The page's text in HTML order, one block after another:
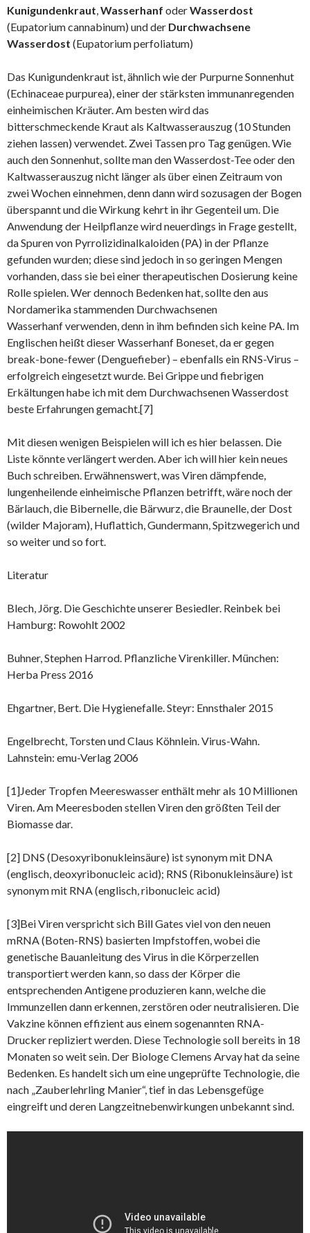
Kunigundenkraut,Wasserhanf oderWasserdost
(Eupatorium cannabinum) und der Durchwachsene
Wasserdost (Eupatorium perfoliatum)
Das Kunigundenkraut ist, ähnlich wie der Purpurne Sonnenhut
(Echinaceae purpurea), einer der stärksten immunanregenden
einheimischen Kräuter. Am besten wird das
bitterschmeckende Kraut als Kaltwasserauszug (10 Stunden
ziehen lassen) verwendet. Zwei Tassen pro Tag genügen. Wie
auch den Sonnenhut, sollte man den Wasserdost-Tee oder den
Kaltwasserauszug nicht länger als über einen Zeitraum von
zwei Wochen einnehmen, denn dann wird sozusagen der Bogen
überspannt und die Wirkung kehrt in ihr Gegenteil um. Die
Anwendung der Heilpflanze wird neuerdings in Frage gestellt,
da Spuren von Pyrrolizidinalkaloiden (PA) in der Pflanze
gefunden wurden; diese sind jedoch in so geringen Mengen
vorhanden, dass sie bei einer therapeutischen Dosierung keine
Rolle spielen. Wer dennoch Bedenken hat, sollte den aus
Nordamerika stammenden Durchwachsenen
Wasserhanf verwenden, denn in ihm befinden sich keine PA. Im
Englischen heißt dieser Wasserhanf Boneset, da er gegen
break-bone-fewer (Denguefieber) – ebenfalls ein RNS-Virus –
erfolgreich eingesetzt wurde. Bei Grippe und fiebrigen
Erkältungen habe ich mit dem Durchwachsenen Wasserdost
beste Erfahrungen gemacht.[7]
Mit diesen wenigen Beispielen will ich es hier belassen. Die
Liste könnte verlängert werden. Aber ich will hier kein neues
Buch schreiben. Erwähnenswert, was Viren dämpfende,
lungenheilende einheimische Pflanzen betrifft, wäre noch der
Bärlauch, die Bibernelle, die Bärwurz, die Braunelle, der Dost
(wilder Majoram), Huflattich, Gundermann, Spitzwegerich und
so weiter und so fort.
Literatur
Blech, Jörg. Die Geschichte unserer Besiedler. Reinbek bei
Hamburg: Rowohlt 2002
Buhner, Stephen Harrod. Pflanzliche Virenkiller. München:
Herba Press 2016
Ehgartner, Bert. Die Hygienefalle. Steyr: Ennsthaler 2015
Engelbrecht, Torsten und Claus Köhnlein. Virus-Wahn.
Lahnstein: emu-Verlag 2006
[1]Jeder Tropfen Meereswasser enthält mehr als 10 Millionen
Viren. Am Meeresboden stellen Viren den größten Teil der
Biomasse dar.
[2] DNS (Desoxyribonukleinsäure) ist synonym mit DNA
(englisch, deoxyribonucleic acid); RNS (Ribonukleinsäure) ist
synonym mit RNA (englisch, ribonucleic acid)
[3]Bei Viren verspricht sich Bill Gates viel von den neuen
mRNA (Boten-RNS) basierten Impfstoffen, wobei die
genetische Bauanleitung des Virus in die Körperzellen
transportiert werden kann, so dass der Körper die
entsprechenden Antigene produzieren kann, welche die
Immunzellen dann erkennen, zerstören oder neutralisieren. Die
Vakzine können effizient aus einem sogenannten RNA-
Drucker repliziert werden. Diese Technologie soll bereits in 18
Monaten so weit sein. Der Biologe Clemens Arvay hat da seine
Bedenken. Es handelt sich um eine ungeprüfte Technologie, die
nach „Zauberlehrling Manier“, tief in das Lebensgefüge
eingreift und deren Langzeitnebenwirkungen unbekannt sind.